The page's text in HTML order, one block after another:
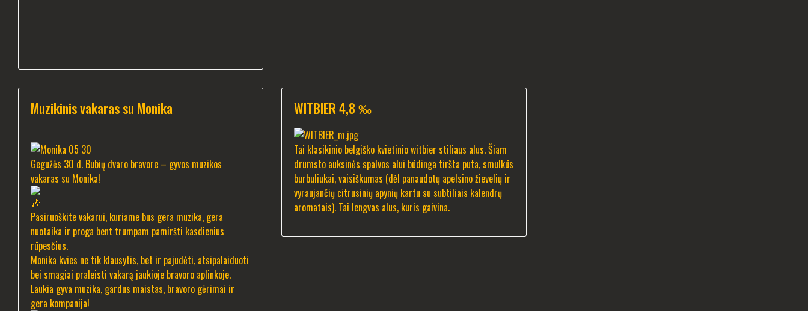
Muzikinis vakaras su Monika
Gegužės 30 d. Bubių dvaro bravore – gyvos muzikos
vakaras su Monika!
Pasiruoškite vakarui, kuriame bus gera muzika, gera
nuotaika ir proga bent trumpam pamiršti kasdienius
rūpesčius.
Monika kvies ne tik klausytis, bet ir pajudėti, atsipalaiduoti
bei smagiai praleisti vakarą jaukioje bravoro aplinkoje.
Laukia gyva muzika, gardus maistas, bravoro gėrimai ir
gera kompanija!
WITBIER 4,8 ‰
Tai klasikinio belgiško kvietinio witbier stiliaus alus. Šiam
drumsto auksinės spalvos alui būdinga tiršta puta, smulkūs
burbuliukai, vaisiškumas (dėl panaudotų apelsino žievelių ir
vyraujančių citrusinių apynių kartu su subtiliais kalendrų
aromatais). Tai lengvas alus, kuris gaivina.